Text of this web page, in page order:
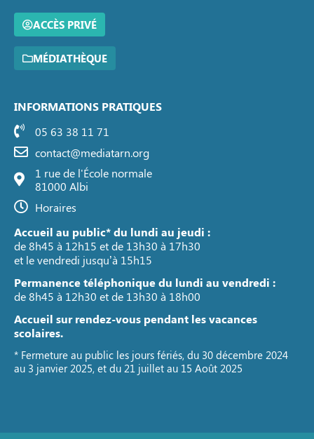
ACCÈS PRIVÉ
MÉDIATHÈQUE
INFORMATIONS PRATIQUES
05 63 38 11 71
contact@mediatarn.org
1 rue de l'École normale
81000 Albi
Horaires
Accueil au public* du lundi au jeudi :
de 8h45 à 12h15 et de 13h30 à 17h30
et le vendredi jusqu’à 15h15
Permanence téléphonique du lundi au vendredi :
de 8h45 à 12h30 et de 13h30 à 18h00
Accueil sur rendez-vous pendant les vacances
scolaires.
* Fermeture au public les jours fériés, du 30 décembre 2024
au 3 janvier 2025, et du 21 juillet au 15 Août 2025